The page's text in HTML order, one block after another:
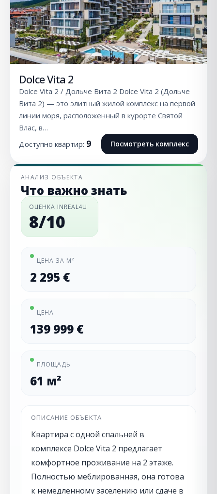
Dolce Vita 2
Dolce Vita 2 / Дольче Вита 2 Dolce Vita 2 (Дольче
Вита 2) — это элитный жилой комплекс на первой
линии моря, расположенный в курорте Святой
Влас, в…
Доступно квартир: 9 Посмотреть комплекс
АНАЛИЗ ОБЪЕКТА
Что важно знать
ОЦЕНКА INREAL4U
8/10
ЦЕНА ЗА М²
2 295 €
ЦЕНА
139 999 €
ПЛОЩАДЬ
61 м²
ОПИСАНИЕ ОБЪЕКТА
Квартира с одной спальней в
комплексе Dolce Vita 2 предлагает
комфортное проживание на 2 этаже.
Полностью меблированная, она готова
к немедленному заселению или сдаче в